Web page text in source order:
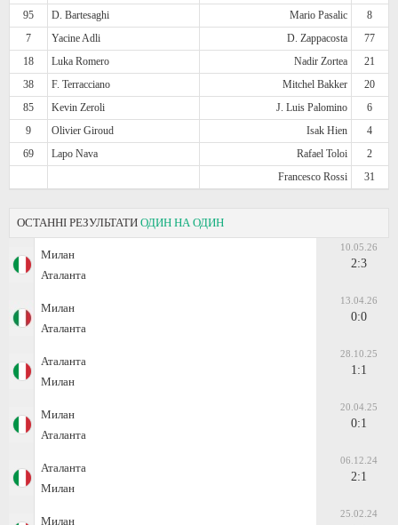
95 D. Bartesaghi Mario Pasalic
8
7
Yacine Adli D. Zappacosta
77
18
Luka Romero Nadir Zortea
21
38
F. Terracciano Mitchel Bakker
20
85
Kevin Zeroli J. Luis Palomino
6
9
Olivier Giroud Isak Hien
4
69
Lapo Nava Rafael Toloi
2
Francesco Rossi
31
ОСТАННІ РЕЗУЛЬТАТИ ОДИН НА ОДИН
Милан
Аталанта
10.05.26
2:3
Милан
Аталанта
13.04.26
0:0
Аталанта
Милан
28.10.25
1:1
Милан
Аталанта
20.04.25
0:1
Аталанта
Милан
06.12.24
2:1
Милан
25.02.24